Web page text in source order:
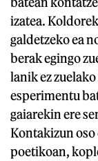
izatea.
galdetzeko ea
berak egingo
lanik ez
esperimentu
gaiarekin ere
Kontakizun oso
poetikoan,